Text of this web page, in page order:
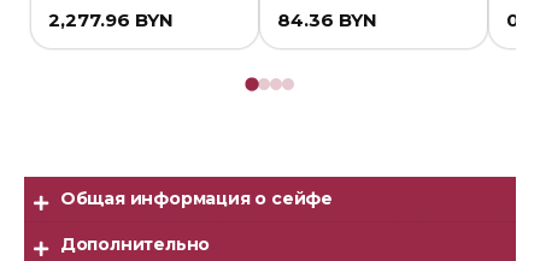
2,277.96 BYN 84.36 BYN
Общая информация о сейфе
Дополнительно